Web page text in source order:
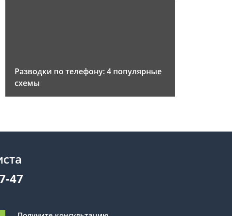
Разводки по телефону: 4 популярные
схемы
47